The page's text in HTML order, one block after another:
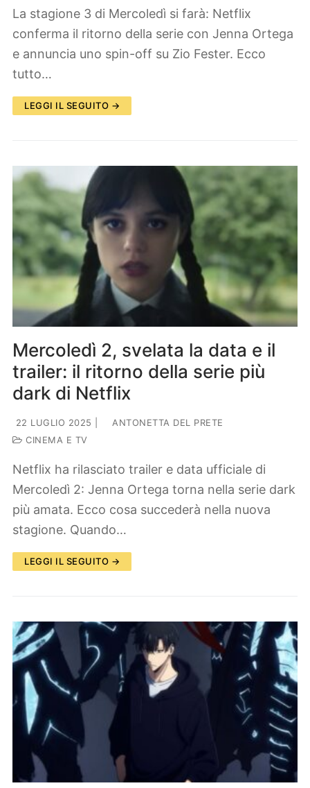
La stagione 3 di Mercoledì si farà: Netflix
conferma il ritorno della serie con Jenna Ortega
e annuncia uno spin-off su Zio Fester. Ecco
tutto…
LEGGI IL SEGUITO →
Mercoledì 2, svelata la data e il
trailer: il ritorno della serie più
dark di Netflix
22 LUGLIO 2025
ANTONETTA DEL PRETE
CINEMA E TV
Netflix ha rilasciato trailer e data ufficiale di
Mercoledì 2: Jenna Ortega torna nella serie dark
più amata. Ecco cosa succederà nella nuova
stagione. Quando…
LEGGI IL SEGUITO →